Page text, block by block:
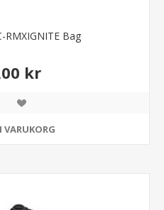
RMXIGNITE Bag
kr
VARUKORG